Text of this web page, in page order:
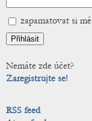
zapamatovat si mě
Nemáte zde účet?
Zaregistrujte se!
RSS feed